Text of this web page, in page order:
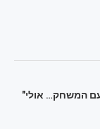
המשחק… אולי"